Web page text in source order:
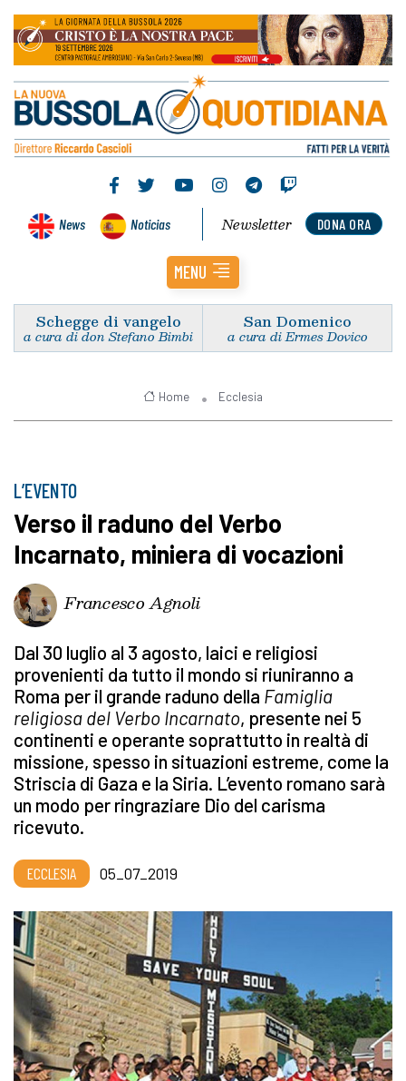
News Noticias DONA ORA
Newsletter
MENU
Schegge di vangelo
a cura di don Stefano Bimbi
San Domenico
a cura di Ermes Dovico
Home Ecclesia
L’EVENTO
Verso il raduno del Verbo
Incarnato, miniera di vocazioni
Francesco Agnoli
Dal 30 luglio al 3 agosto, laici e religiosi
provenienti da tutto il mondo si riuniranno a
Roma per il grande raduno della Famiglia
religiosa del Verbo Incarnato, presente nei 5
continenti e operante soprattutto in realtà di
missione, spesso in situazioni estreme, come la
Striscia di Gaza e la Siria. L’evento romano sarà
un modo per ringraziare Dio del carisma
ricevuto.
ECCLESIA 05_07_2019